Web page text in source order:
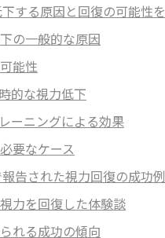
する原因と回復の可能性
の一般的な原因
能性
的な視力低下
ーニングによる効果
要なケース
告された視力回復の成功例
力を回復した体験談
れる成功の傾向